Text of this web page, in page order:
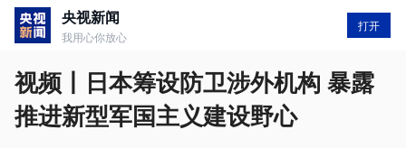
央视新闻
我用心你放心
打开
视频丨日本筹设防卫涉外机构 暴露
推进新型军国主义建设野心